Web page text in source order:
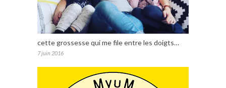
cette grossesse qui me file entre les doigts…
7 juin 2016